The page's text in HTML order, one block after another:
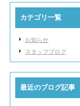
カテゴリ一覧
お知らせ
スタッフブログ
最近のブログ記事